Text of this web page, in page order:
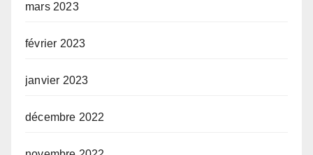
mars 2023
février 2023
janvier 2023
décembre 2022